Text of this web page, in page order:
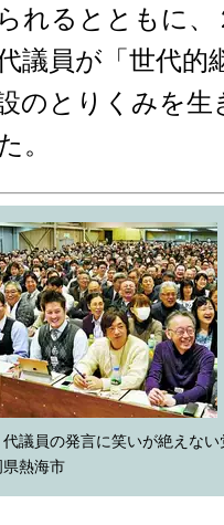
れるとともに、
議員が「世代的
のとりくみを生
。
代議員の発言に笑いが絶えな
県熱海市